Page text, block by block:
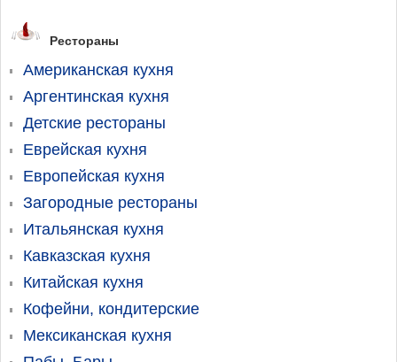
Рестораны
Американская кухня
Аргентинская кухня
Детские рестораны
Еврейская кухня
Европейская кухня
Загородные рестораны
Итальянская кухня
Кавказская кухня
Китайская кухня
Кофейни, кондитерские
Мексиканская кухня